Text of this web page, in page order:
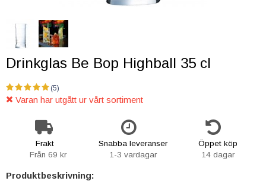
Drinkglas Be Bop Highball 35 cl
(5)
Varan har utgått ur vårt sortiment
Frakt
Från 69 kr
Snabba leveranser
1-3 vardagar
Öppet köp
14 dagar
Produktbeskrivning: